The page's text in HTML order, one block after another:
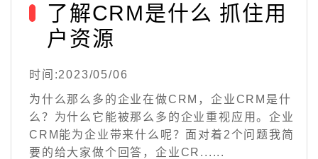
了解CRM是什么 抓住用
户资源
时间:2023/05/06
为什么那么多的企业在做CRM，企业CRM是什
么？为什么它能被那么多的企业重视应用。企业
CRM能为企业带来什么呢？面对着2个问题我简
要的给大家做个回答，企业CR......